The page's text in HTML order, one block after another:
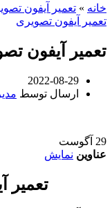
خانه » تعمیر آیفون
تعمیر آیفون تصویری
تعمیر آیفون
2022-08-29
ارسال توسط مدیر
29 آگوست
عناوین نمایش
تعمیر